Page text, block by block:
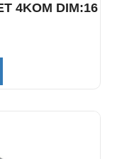
4KOM DIM:16